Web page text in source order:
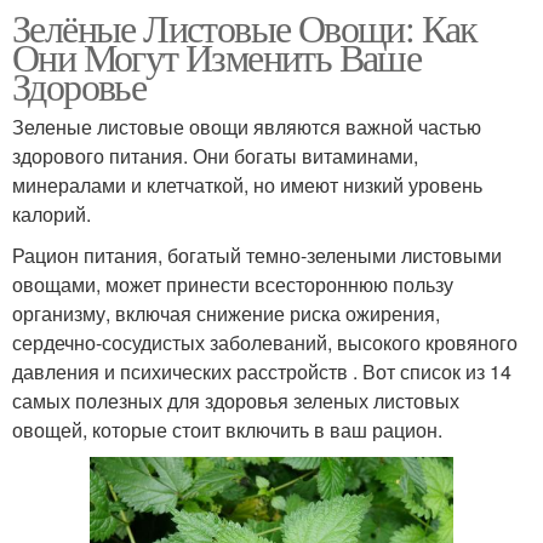
Зелёные Листовые Овощи: Как
Они Могут Изменить Ваше
Здоровье
Зеленые листовые овощи являются важной частью
здорового питания. Они богаты витаминами,
минералами и клетчаткой, но имеют низкий уровень
калорий.
Рацион питания, богатый темно-зелеными листовыми
овощами, может принести всестороннюю пользу
организму, включая снижение риска ожирения,
сердечно-сосудистых заболеваний, высокого кровяного
давления и психических расстройств . Вот список из 14
самых полезных для здоровья зеленых листовых
овощей, которые стоит включить в ваш рацион.